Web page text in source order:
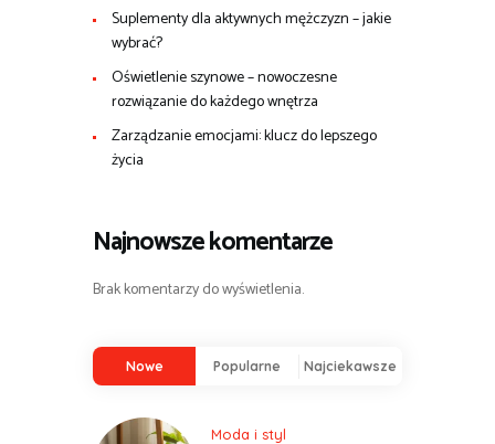
Suplementy dla aktywnych mężczyzn – jakie
wybrać?
Oświetlenie szynowe – nowoczesne
rozwiązanie do każdego wnętrza
Zarządzanie emocjami: klucz do lepszego
życia
Najnowsze komentarze
Brak komentarzy do wyświetlenia.
Nowe Popularne Najciekawsze
Moda i styl